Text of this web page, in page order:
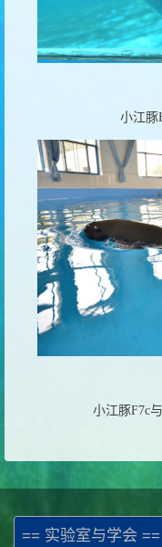
小江豚
小江豚F7c
== 实验室与学会 ==